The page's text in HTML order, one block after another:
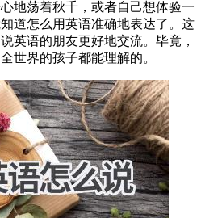
地荡着秋千，或者自己想体验一
道怎么用英语准确地表达了。这
英语的朋友更好地交流。毕竟，
世界的孩子都能理解的。